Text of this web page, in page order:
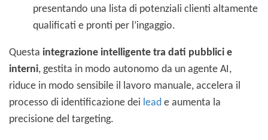
presentando una lista di potenziali clienti altamente
qualificati e pronti per l’ingaggio.
Questa integrazione intelligente tra dati pubblici e
interni, gestita in modo autonomo da un agente AI,
riduce in modo sensibile il lavoro manuale, accelera il
processo di identificazione dei lead e aumenta la
precisione del targeting.